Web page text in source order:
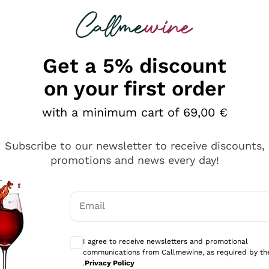
looking for
è male ma secondo me ci sono alternative che
Get a 5% discount
on your first order
with a minimum cart of 69,00 €
Subscribe to our newsletter to receive discounts,
promotions and news every day!
Email
I agree to receive newsletters and promotional
communications from Callmewine, as required by
.Privacy Policy